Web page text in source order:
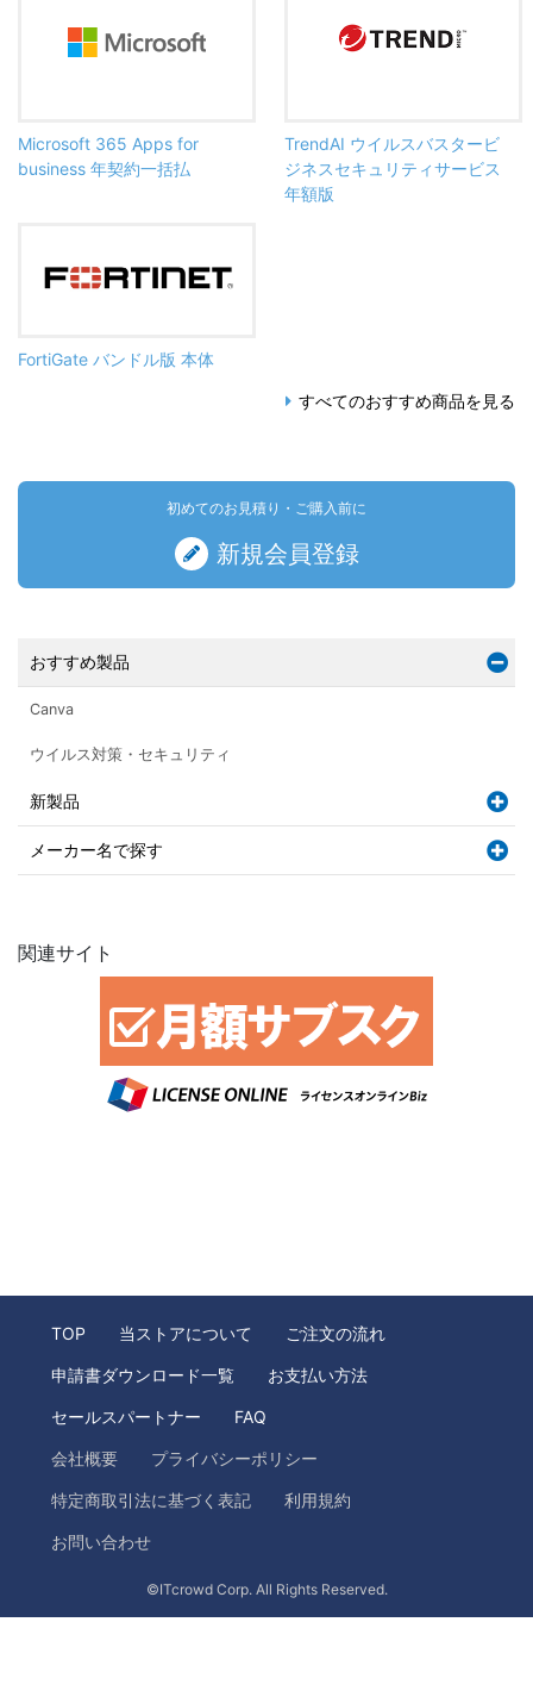
Microsoft 365 Apps for
business 年契約一括払
TrendAI ウイルスバスタービ
ジネスセキュリティサービス
年額版
FortiGate バンドル版 本体
すべてのおすすめ商品を見る
初めてのお見積り・ご購入前に
新規会員登録
おすすめ製品
Canva
ウイルス対策・セキュリティ
新製品
メーカー名で探す
関連サイト
TOP 当ストアについて ご注文の流れ
申請書ダウンロード一覧 お支払い方法
セールスパートナー FAQ
会社概要 プライバシーポリシー
特定商取引法に基づく表記 利用規約
お問い合わせ
©ITcrowd Corp. All Rights Reserved.